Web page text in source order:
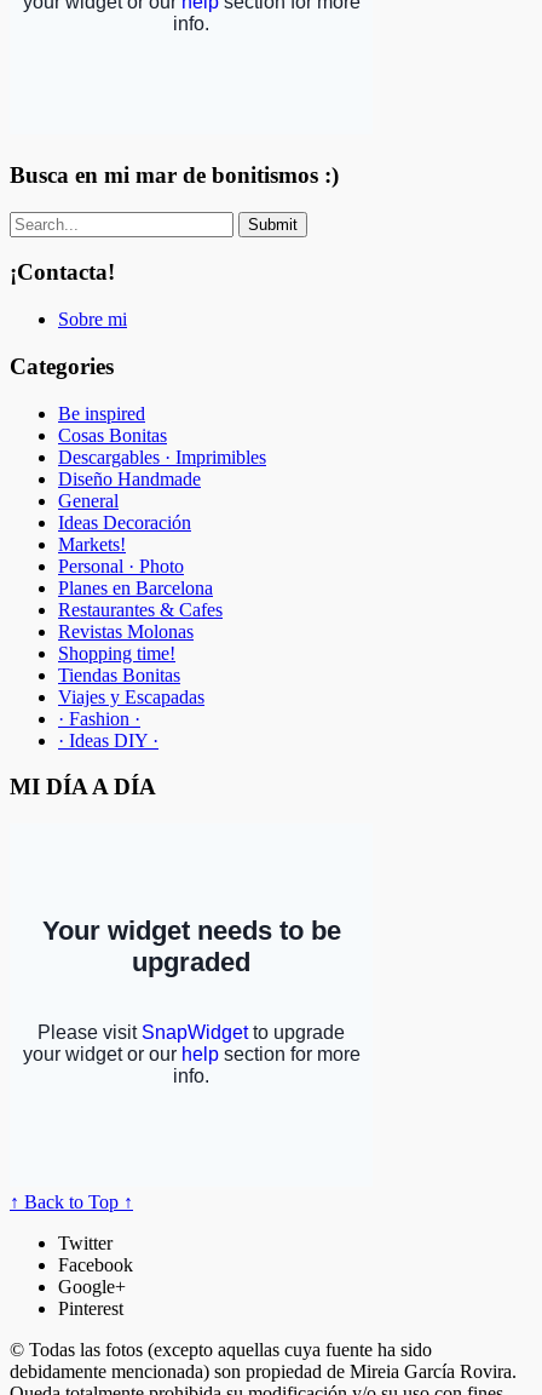
Busca en mi mar de bonitismos :)
¡Contacta!
Sobre mi
Categories
Be inspired
Cosas Bonitas
Descargables · Imprimibles
Diseño Handmade
General
Ideas Decoración
Markets!
Personal · Photo
Planes en Barcelona
Restaurantes & Cafes
Revistas Molonas
Shopping time!
Tiendas Bonitas
Viajes y Escapadas
· Fashion ·
· Ideas DIY ·
MI DÍA A DÍA
↑ Back to Top ↑
Twitter
Facebook
Google+
Pinterest
© Todas las fotos (excepto aquellas cuya fuente ha sido
debidamente mencionada) son propiedad de Mireia García Rovira.